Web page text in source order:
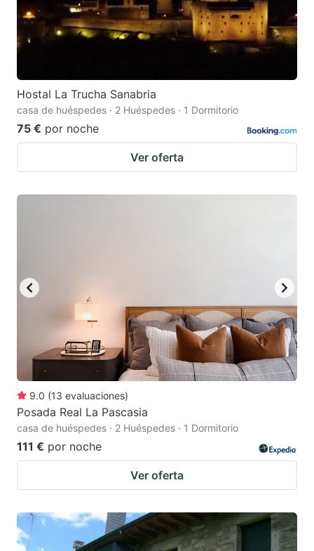
Hostal La Trucha Sanabria
casa de huéspedes · 2 Huéspedes · 1 Dormitorio
75 € por noche
Ver oferta
9.0 (13 evaluaciones)
Posada Real La Pascasia
casa de huéspedes · 2 Huéspedes · 1 Dormitorio
111 € por noche
Ver oferta